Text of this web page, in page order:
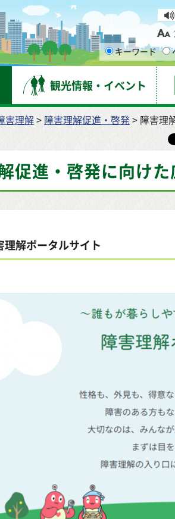
キーワード
観光情報・イベント
害理解> 障害理解促進・啓発> 障害理
促進・啓発に向け
理解ポータルサイト